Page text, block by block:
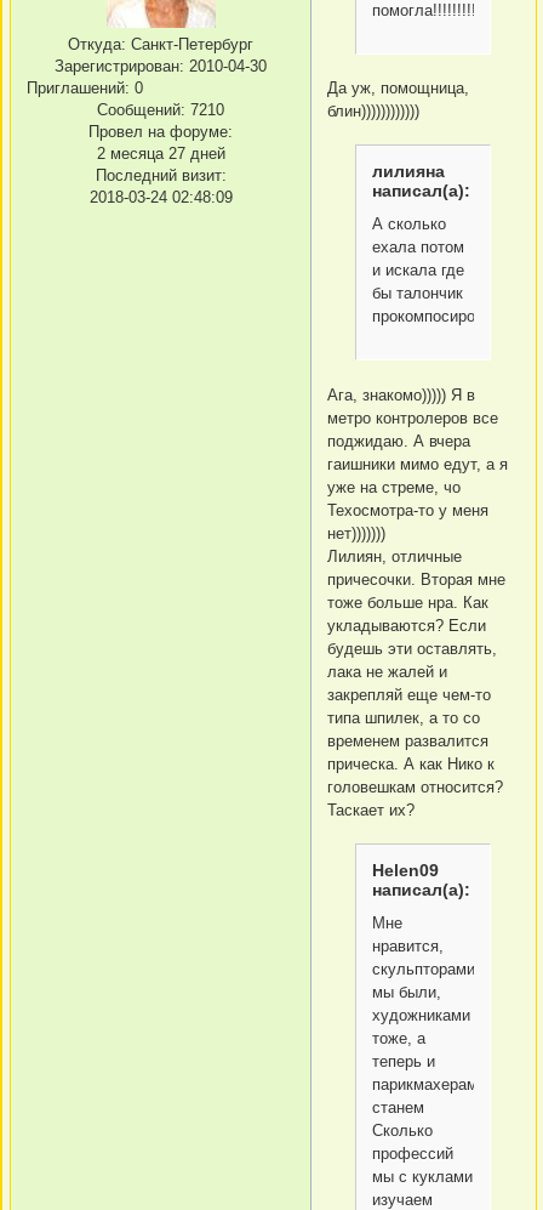
Откуда: Санкт-Петербург
Зарегистрирован: 2010-04-30
Приглашений: 0
Сообщений: 7210
Провел на форуме:
2 месяца 27 дней
Последний визит:
2018-03-24 02:48:09
помогла!!!!!!!!!!
Да уж, помощница,
блин))))))))))))
лилияна
написал(а):
А сколько
ехала потом
и искала где
бы талончик
прокомпосировать
Ага, знакомо))))) Я в
метро контролеров все
поджидаю. А вчера
гаишники мимо едут, а я
уже на стреме, чо
Техосмотра-то у меня
нет)))))))
Лилиян, отличные
причесочки. Вторая мне
тоже больше нра. Как
укладываются? Если
будешь эти оставлять,
лака не жалей и
закрепляй еще чем-то
типа шпилек, а то со
временем развалится
прическа. А как Нико к
головешкам относится?
Таскает их?
Helen09
написал(а):
Мне
нравится,
скульпторами
мы были,
художниками
тоже, а
теперь и
парикмахерами
станем
Сколько
профессий
мы с куклами
изучаем